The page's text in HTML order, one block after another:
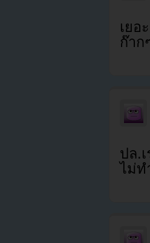
เยอ
ก๊าก
ปล.
ไม่ท